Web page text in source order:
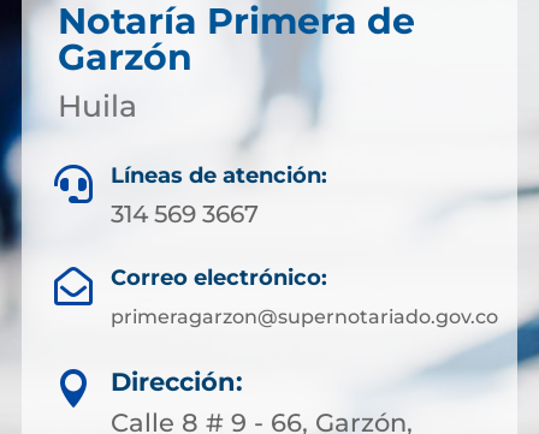
Notaría Primera de
Garzón
Huila
 Líneas de atención:
314 569 3667
 Correo electrónico:
primeragarzon@supernotariado.gov.co

Dirección:
Calle 8 # 9 - 66, Garzón,